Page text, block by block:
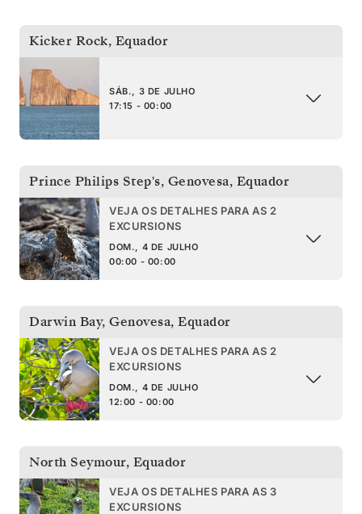
Kicker Rock, Equador
SÁB., 3 DE JULHO
17:15 - 00:00
Prince Philips Step's, Genovesa, Equador
VEJA OS DETALHES PARA AS 2
EXCURSIONS
DOM., 4 DE JULHO
00:00 - 00:00
Darwin Bay, Genovesa, Equador
VEJA OS DETALHES PARA AS 2
EXCURSIONS
DOM., 4 DE JULHO
12:00 - 00:00
North Seymour, Equador
VEJA OS DETALHES PARA AS 3
EXCURSIONS